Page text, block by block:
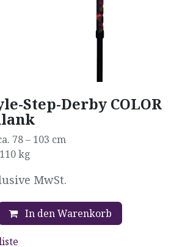
Step-Derby COLOR
78 – 103 cm
kg
MwSt.
In den Warenkorb